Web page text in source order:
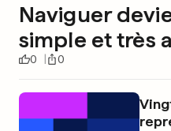
Naviguer
simple et très
0 0